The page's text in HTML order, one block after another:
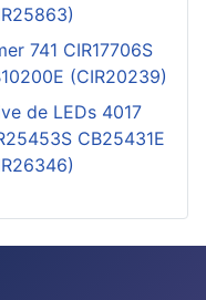
741 CIR17706S
(CIR20239)
de LEDs 4017
CB25431E